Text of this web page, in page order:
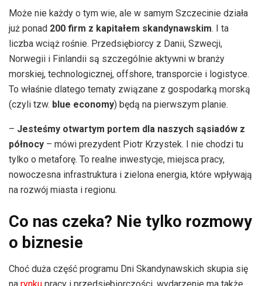
Może nie każdy o tym wie, ale w samym Szczecinie działa
już ponad 200 firm z kapitałem skandynawskim. I ta
liczba wciąż rośnie. Przedsiębiorcy z Danii, Szwecji,
Norwegii i Finlandii są szczególnie aktywni w branży
morskiej, technologicznej, offshore, transporcie i logistyce.
To właśnie dlatego tematy związane z gospodarką morską
(czyli tzw. blue economy) będą na pierwszym planie.
– Jesteśmy otwartym portem dla naszych sąsiadów z
północy – mówi prezydent Piotr Krzystek. I nie chodzi tu
tylko o metaforę. To realne inwestycje, miejsca pracy,
nowoczesna infrastruktura i zielona energia, które wpływają
na rozwój miasta i regionu.
Co nas czeka? Nie tylko rozmowy
o biznesie
Choć duża część programu Dni Skandynawskich skupia się
na rynku pracy i przedsiębiorczości, wydarzenie ma także